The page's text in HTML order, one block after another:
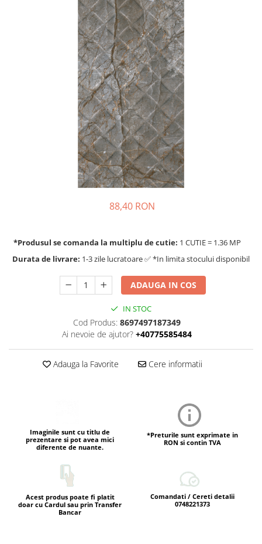
88,40 RON
*Produsul se comanda la multiplu de cutie: 1 CUTIE = 1.36 MP
Durata de livrare: 1-3 zile lucratoare ✅ *In limita stocului disponibil
ADAUGA IN COS
IN STOC
Cod Produs: 8697497187349
Ai nevoie de ajutor? +40775585484
Adauga la Favorite Cere informatii
Imaginile sunt cu titlu de
prezentare si pot avea mici
diferente de nuante.
*Preturile sunt exprimate in
RON si contin TVA
Acest produs poate fi platit
doar cu Cardul sau prin Transfer
Bancar
Comandati / Cereti detalii
0748221373